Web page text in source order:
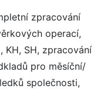
zpracování
operací,
KH, SH, zpracování
pro měsíční/
společnosti,